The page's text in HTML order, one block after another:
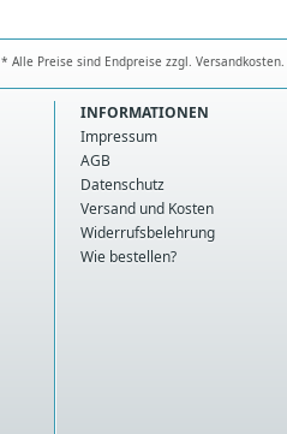
* Alle Preise sind Endpreise zzgl.
INFORMATIONEN
Impressum
AGB
Datenschutz
Versand und Kosten
Widerrufsbelehrung
Wie bestellen?